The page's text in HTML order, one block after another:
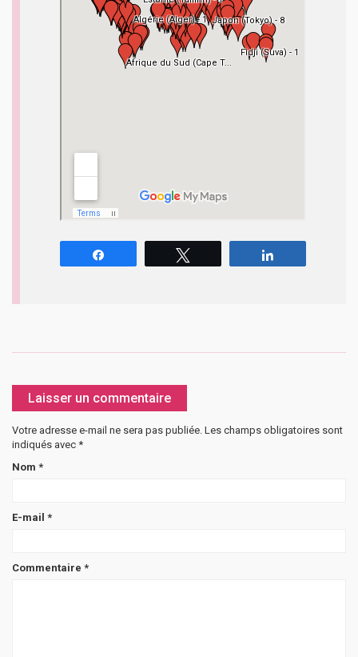
Laisser un commentaire
Votre adresse e-mail ne sera pas publiée. Les champs obligatoires sont
indiqués avec *
Nom *
E-mail *
Commentaire *